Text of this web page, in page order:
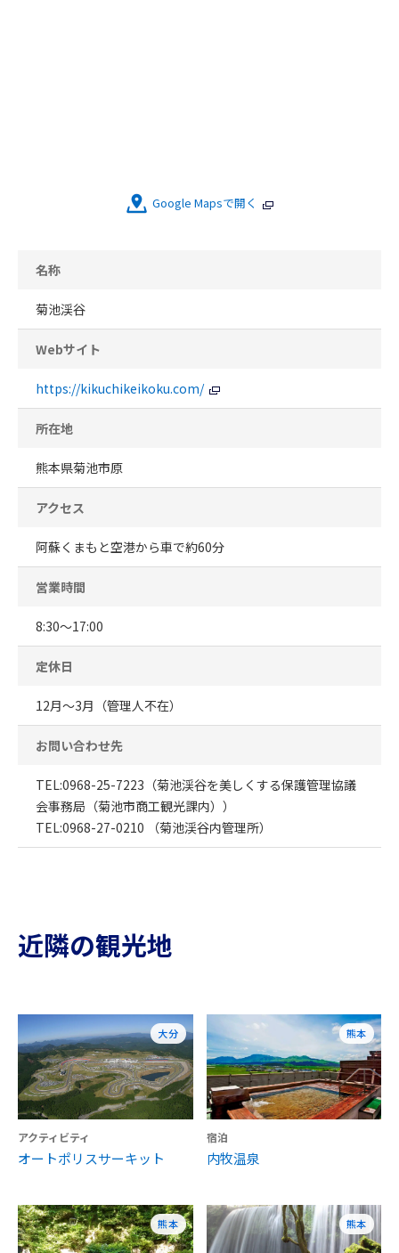
Google Mapsで開く
名称
菊池渓谷
Webサイト
https://kikuchikeikoku.com/
所在地
熊本県菊池市原
アクセス
阿蘇くまもと空港から車で約60分
営業時間
8:30～17:00
定休日
12月～3月（管理人不在）
お問い合わせ先
TEL:0968-25-7223（菊池渓谷を美しくする保護管理協議
会事務局（菊池市商工観光課内））
TEL:0968-27-0210 （菊池渓谷内管理所）
近隣の観光地
大分
アクティビティ
オートポリスサーキット
熊本
宿泊
内牧温泉
熊本 熊本